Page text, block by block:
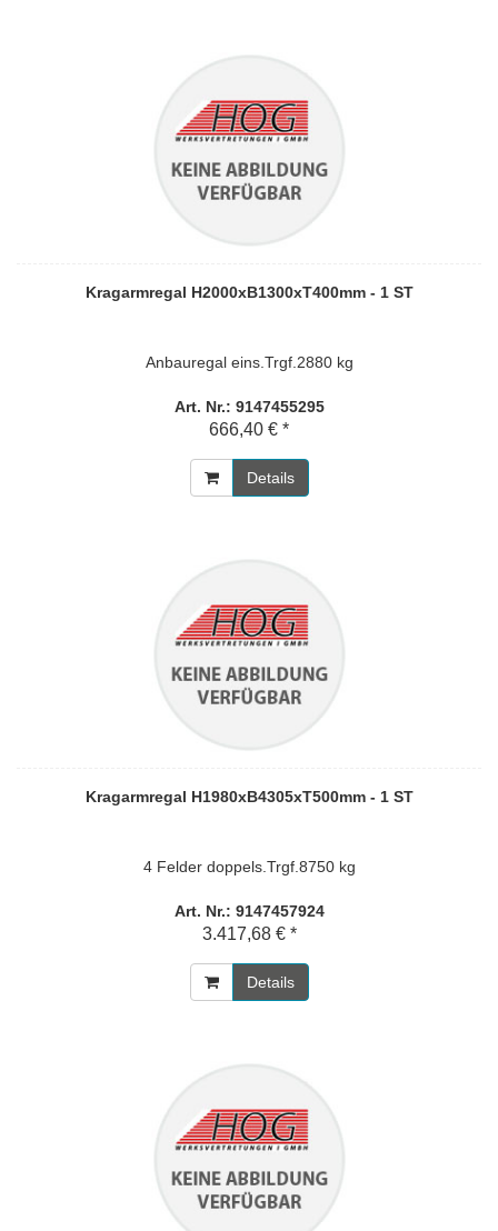
Kragarmregal H2000xB1300xT400mm - 1 ST
Anbauregal eins.Trgf.2880 kg
Art. Nr.: 9147455295
666,40 € *
Details
Kragarmregal H1980xB4305xT500mm - 1 ST
4 Felder doppels.Trgf.8750 kg
Art. Nr.: 9147457924
3.417,68 € *
Details